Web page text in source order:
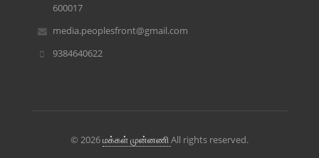
600017
media.peoplesfront@gmail.com
9384640622
© 2026மக்கள் முன்னணிAll rights reserved.